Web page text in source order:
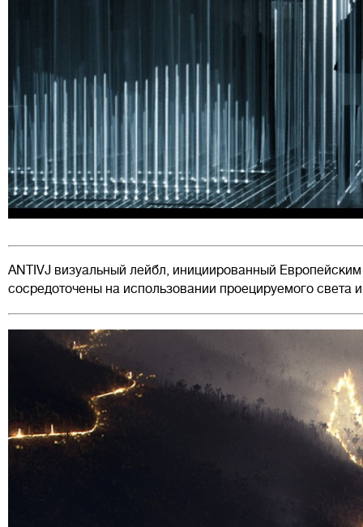
ANTIVJ визуальный лейбл, инициированный
сосредоточены на использовании проецируемого света